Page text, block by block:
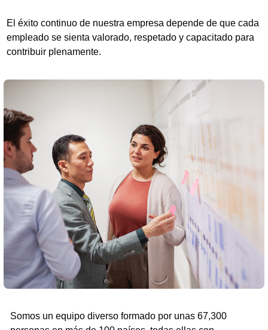
El éxito continuo de nuestra empresa depende de que cada
empleado se sienta valorado, respetado y capacitado para
contribuir plenamente.
Somos un equipo diverso formado por unas 67,300